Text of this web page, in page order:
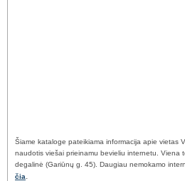
Šiame kataloge pateikiama informacija apie vietas
naudotis viešai prieinamu bevieliu internetu. Viena
degalinė (Gariūnų g. 45). Daugiau nemokamo
čia